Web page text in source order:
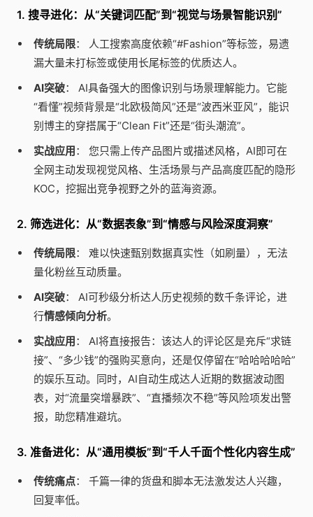
1. 搜寻进化：从“关键词匹配”到“视觉与场景智能识别”
传统局限： 人工搜索高度依赖“#Fashion”等标签，易遗
漏大量未打标签或使用长尾标签的优质达人。
AI突破： AI具备强大的图像识别与场景理解能力。它能
“看懂”视频背景是“北欧极简风”还是“波西米亚风”，能识
别博主的穿搭属于“Clean Fit”还是“街头潮流”。
实战应用： 您只需上传产品图片或描述风格，AI即可在
全网主动发现视觉风格、生活场景与产品高度匹配的隐形
KOC，挖掘出竞争视野之外的蓝海资源。
2. 筛选进化：从“数据表象”到“情感与风险深度洞察”
传统局限： 难以快速甄别数据真实性（如刷量），无法
量化粉丝互动质量。
AI突破： AI可秒级分析达人历史视频的数千条评论，进
行情感倾向分析。
实战应用： AI将直接报告：该达人的评论区是充斥“求链
接”、“多少钱”的强购买意向，还是仅停留在“哈哈哈哈哈”
的娱乐互动。同时，AI自动生成达人近期的数据波动图
表，对“流量突增暴跌”、“直播频次不稳”等风险项发出警
报，助您精准避坑。
3. 准备进化：从“通用模板”到“千人千面个性化内容生成”
传统痛点： 千篇一律的货盘和脚本无法激发达人兴趣，
回复率低。